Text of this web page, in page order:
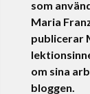
som
Maria
publicerar
om sina
bloggen.